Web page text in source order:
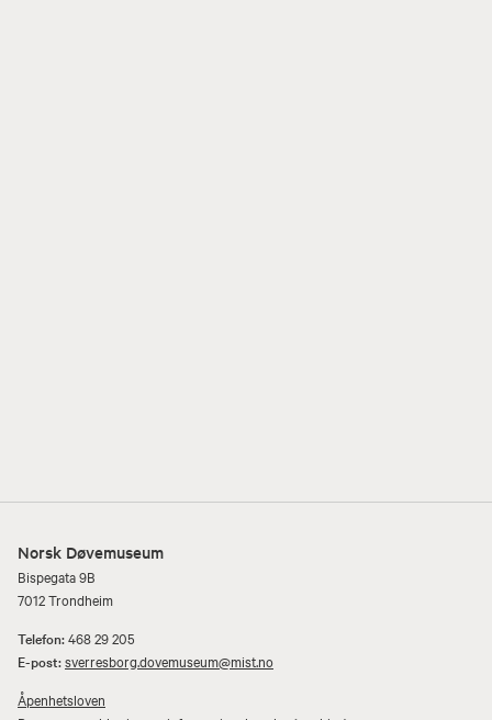
Norsk Døvemuseum
Bispegata 9B
7012 Trondheim
Telefon:468 29 205
E-post:sverresborg.dovemuseum@mist.no
Åpenhetsloven